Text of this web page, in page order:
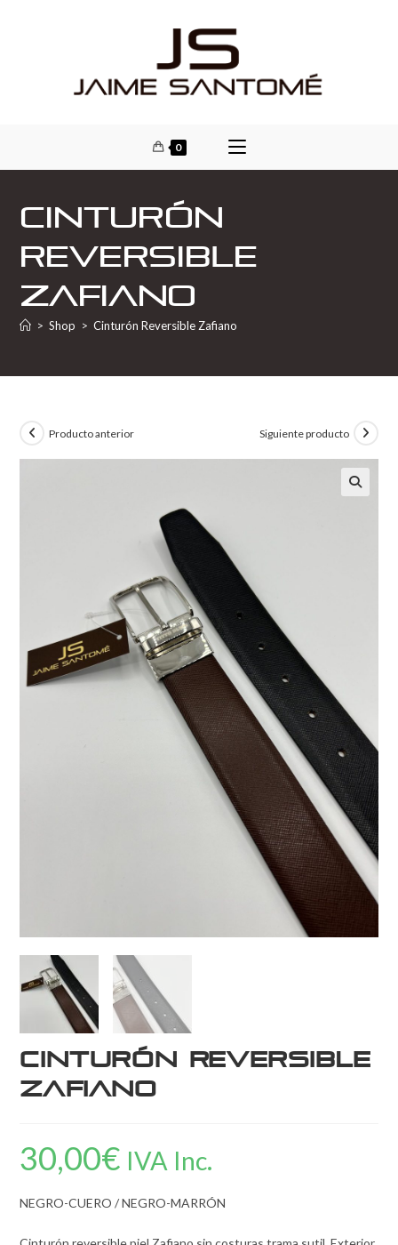
0
Cinturón
Reversible
Zafiano
> Shop > Cinturón Reversible Zafiano
Producto anterior Siguiente producto
Cinturón Reversible
Zafiano
30,00€ IVA Inc.
NEGRO-CUERO / NEGRO-MARRÓN